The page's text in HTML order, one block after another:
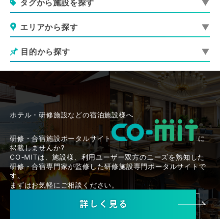
タグから施設を探す
エリアから探す
目的から探す
ホテル・研修施設などの宿泊施設様へ
研修・合宿施設ポータルサイト
に
掲載しませんか?
CO-MITは、施設様、利用ユーザー双方のニーズを熟知した
研修・合宿専門家が監修した研修施設専門ポータルサイトで
す。
まずはお気軽にご相談ください。